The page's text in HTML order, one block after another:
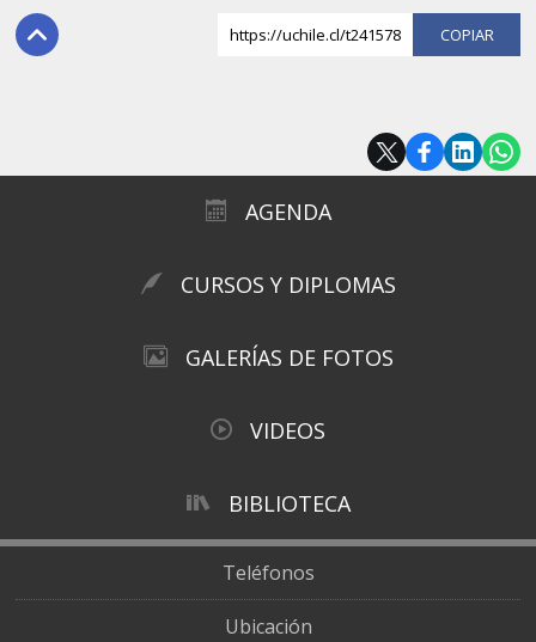
https://uchile.cl/t241578
AGENDA
CURSOS Y DIPLOMAS
GALERÍAS DE FOTOS
VIDEOS
BIBLIOTECA
Teléfonos
Ubicación